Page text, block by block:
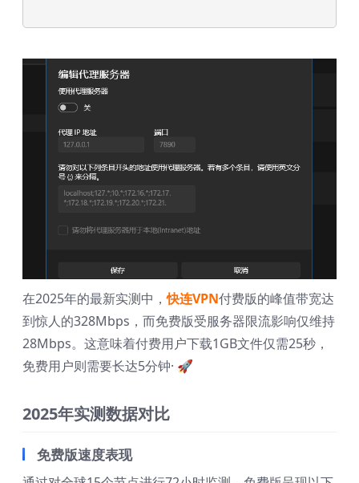
在2025年的最新实测中，快连VPN付费版的峰值带宽达
到惊人的328Mbps，而免费版受服务器限流影响仅维持
28Mbps。这意味着付费用户下载1GB文件仅需25秒，
免费用户则需要长达5分钟· 🚀
2025年实测数据对比
免费版速度表现